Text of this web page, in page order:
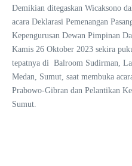
Demikian ditegaskan Wicaksono
acara Deklarasi Pemenangan
Kepengurusan Dewan Pimpinan
Kamis 26 Oktober 2023 sekira
tepatnya di Balroom Sudirman,
Medan, Sumut, saat membuka
Prabowo-Gibran dan Pelantikan
Sumut.